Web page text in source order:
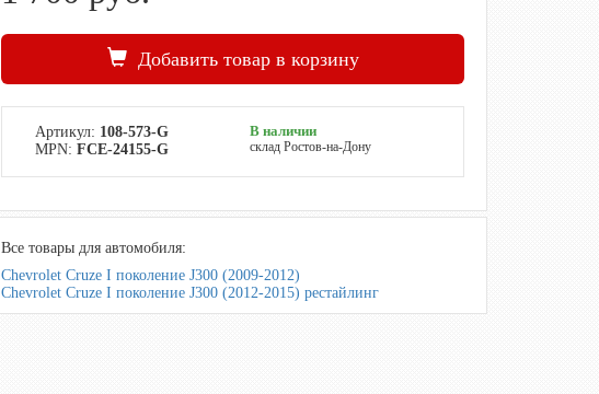
Добавить товар в корзину
Артикул: 108-573-G
MPN: FCE-24155-G
В наличии
склад Ростов-на-Дону
Все товары для автомобиля:
Chevrolet Cruze I поколение J300 (2009-2012)
Chevrolet Cruze I поколение J300 (2012-2015) рестайлинг